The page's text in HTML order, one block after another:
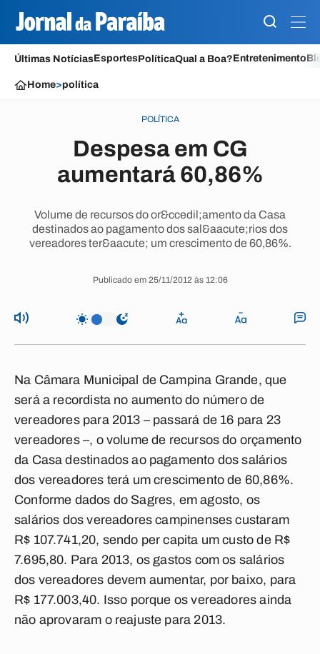
Últimas NotíciasEsportesPolíticaQual a Boa?Entretenimento
Home>política
POLÍTICA
Despesa em CG
aumentará 60,86%
Volume de recursos do or&ccedil;amento da Casa
destinados ao pagamento dos sal&aacute;rios dos
vereadores ter&aacute; um crescimento de 60,86%.
Publicado em 25/11/2012 às 12:06
Na Câmara Municipal de Campina Grande, que
será a recordista no aumento do número de
vereadores para 2013 – passará de 16 para 23
vereadores –, o volume de recursos do orçamento
da Casa destinados ao pagamento dos salários
dos vereadores terá um crescimento de 60,86%.
Conforme dados do Sagres, em agosto, os
salários dos vereadores campinenses custaram
R$ 107.741,20, sendo per capita um custo de R$
7.695,80. Para 2013, os gastos com os salários
dos vereadores devem aumentar, por baixo, para
R$ 177.003,40. Isso porque os vereadores ainda
não aprovaram o reajuste para 2013.